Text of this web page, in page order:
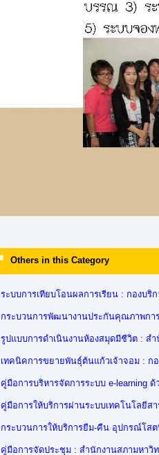
Others in this Category
ระบบการเทียบโอนผลการเรียน : กองบริ
กระบวนการพัฒนางานประกันคุณภาพกา
รูปแบบการดำเนินงานห้องสมุดมีชีวิต : สำ
เทคนิคการขยายพันธุ์ต้นแก้วเจ้าจอม : กอ
คู่มือการบริหารจัดการระบบ e-learning
คู่มือการให้บริการผ่านระบบเทคโนโลยี
กระบวนการให้บริการยืม-คืน อุปกรณ์โส
คู่มือการจัดประชุม : สำนักงานสภามหาวิ